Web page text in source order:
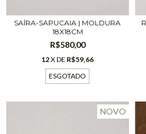
SAÍRA-SAPUCAIA | MOLDURA
18X18CM
R$580,00
12X DE R$59,66
ESGOTADO
NOVO